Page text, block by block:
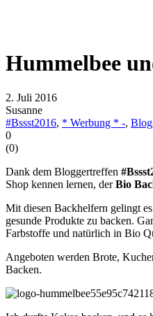
Hummelbee
2. Juli 2016
Susanne
#Bssst2016, * Werbung * -,
0
(0)
Dank dem Bloggertreffen
Shop kennen lernen, derBio
Mit diesen Backhelfern gelingt
gesunde Produkte zu backen.
Farbstoffe und natürlich in Bio
Angeboten werden Brote,
Backen.